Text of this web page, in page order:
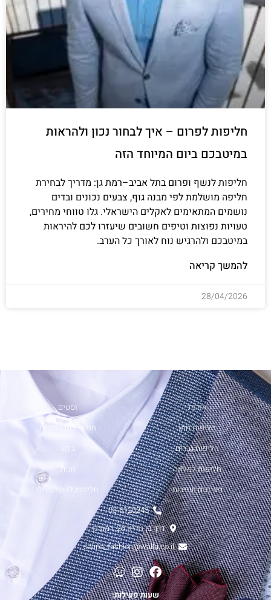
חליפות לפרום – איך לבחור נכון ולהראות
במיטבכם ביום המיוחד הזה
חליפות לנשף ופרום בתל אביב–רמת גן: מדריך לבחירת
חליפה מושלמת לפי מבנה גוף, צבעים נכונים ובדים
נושמים המתאימים לאקלים הישראלי. גלו טווחי מחירים,
טעויות נפוצות וטיפים חשובים שיעזרו לכם להיראות
במיטבכם ולהרגיש נוח לאורך כל הערב.
להמשך קריאה
28/04/2026
אודות
חליפות חתן
חליפות גברים
חליפות למלווה
פפיונים ועניבות
וסטים
חולצות מכופתרות
בלוג
חנות
חליפות לנשף/פרום
03-6120245
דרך בן גוריון 26, רמת גן
salina_fashion@walla.co.il
שעות פעילות: